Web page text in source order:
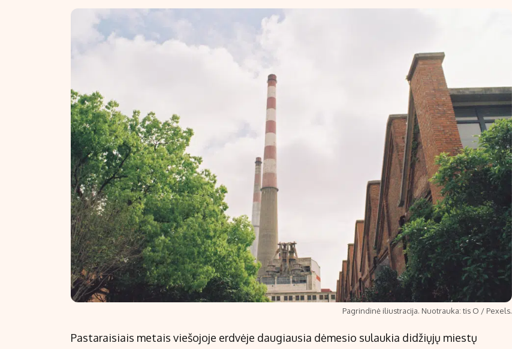
NT ir statybos
Pagrindinė iliustracija. Nuotrauka: tis O / Pexels.
Pastaraisiais metais viešojoje erdvėje daugiausia dėmesio sulaukia didžiųjų miestų